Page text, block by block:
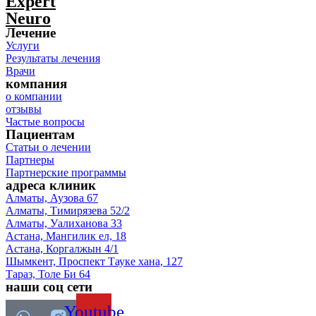
Neuro
Лечение
Услуги
Результаты лечения
Врачи
компания
о компании
отзывы
Частые вопросы
Пациентам
Статьи о лечении
Партнеры
Партнерские программы
адреса клиник
Алматы, Аузова 67
Алматы, Тимирязева 52/2
Алматы, Уалиханова 33
Астана, Мангилик ел, 18
Астана, Коргалжын 4/1
Шымкент, Проспект Тауке хана, 127
Тараз, Толе Би 64
наши соц сети
Youtube